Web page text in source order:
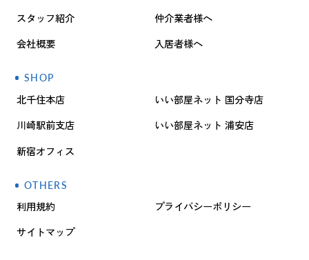
スタッフ紹介
会社概要
仲介業者様へ
入居者様へ
SHOP
北千住本店
川崎駅前支店
新宿オフィス
いい部屋ネット 国分寺店
いい部屋ネット 浦安店
OTHERS
利用規約
サイトマップ
プライバシーポリシー